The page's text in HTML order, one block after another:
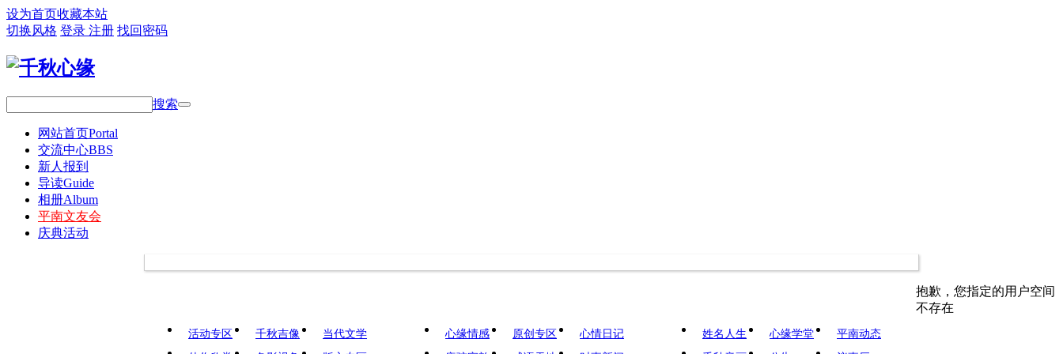
设为首页收藏本站
切换风格 登录 注册 找回密码
搜索
网站首页Portal
交流中心BBS
新人报到
导读Guide
相册Album
平南文友会
庆典活动
活动专区 千秋吉像
当代文学
心缘情感 原创专区
心情日记
姓名人生 心缘学堂
平南动态
抱歉，您指定的用户空间
不存在